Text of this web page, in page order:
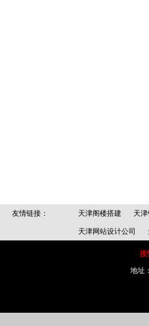
友情链接： 天津阁楼搭建 天
天津网站设计公司
疫
地址